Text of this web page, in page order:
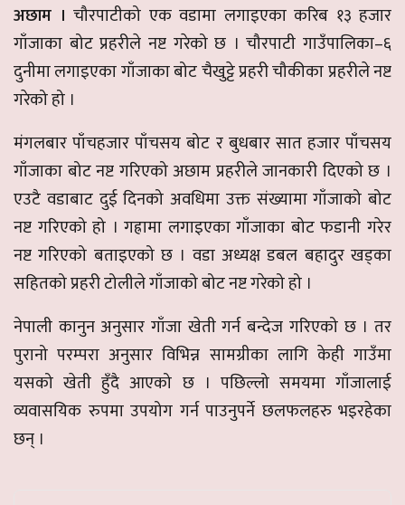
अछाम । चौरपाटीको एक वडामा लगाइएका करिब १३ हजार
गाँजाका बोट प्रहरीले नष्ट गरेको छ । चौरपाटी गाउँपालिका–६
दुनीमा लगाइएका गाँजाका बोट चैखुट्टे प्रहरी चौकीका प्रहरीले नष्ट
गरेको हो ।
मंगलबार पाँचहजार पाँचसय बोट र बुधबार सात हजार पाँचसय
गाँजाका बोट नष्ट गरिएको अछाम प्रहरीले जानकारी दिएको छ ।
एउटै वडाबाट दुई दिनको अवधिमा उक्त संख्यामा गाँजाको बोट
नष्ट गरिएको हो । गह्रामा लगाइएका गाँजाका बोट फडानी गरेर
नष्ट गरिएको बताइएको छ । वडा अध्यक्ष डबल बहादुर खड्का
सहितको प्रहरी टोलीले गाँजाको बोट नष्ट गरेको हो ।
नेपाली कानुन अनुसार गाँजा खेती गर्न बन्देज गरिएको छ । तर
पुरानो परम्परा अनुसार विभिन्न सामग्रीका लागि केही गाउँमा
यसको खेती हुँदै आएको छ । पछिल्लो समयमा गाँजालाई
व्यवासयिक रुपमा उपयोग गर्न पाउनुपर्ने छलफलहरु भइरहेका
छन् ।